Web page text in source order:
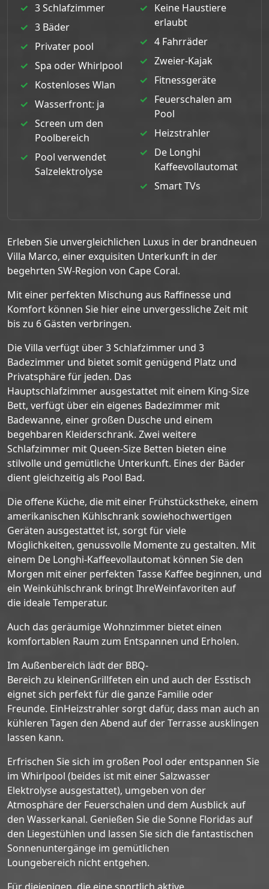
3 Schlafzimmer
3 Bäder
Privater pool
Spa oder Whirlpool
Kostenloses Wlan
Wasserfront: ja
Screen um den
Poolbereich
Pool verwendet
Salzelektrolyse
Keine Haustiere
erlaubt
4 Fahrräder
Zweier-Kajak
Fitnessgeräte
Feuerschalen am
Pool
Heizstrahler
De Longhi
Kaffeevollautomat
Smart TVs
Erleben Sie unvergleichlichen Luxus in der brandneuen
Villa Marco, einer exquisiten Unterkunft in der
begehrten SW-Region von Cape Coral.
Mit einer perfekten Mischung aus Raffinesse und
Komfort können Sie hier eine unvergessliche Zeit mit
bis zu 6 Gästen verbringen.
Die Villa verfügt über 3 Schlafzimmer und 3
Badezimmer und bietet somit genügend Platz und
Privatsphäre für jeden. Das
Hauptschlafzimmer ausgestattet mit einem King-Size
Bett, verfügt über ein eigenes Badezimmer mit
Badewanne, einer großen Dusche und einem
begehbaren Kleiderschrank. Zwei weitere
Schlafzimmer mit Queen-Size Betten bieten eine
stilvolle und gemütliche Unterkunft. Eines der Bäder
dient gleichzeitig als Pool Bad.
Die offene Küche, die mit einer Frühstückstheke, einem
amerikanischen Kühlschrank sowiehochwertigen
Geräten ausgestattet ist, sorgt für viele
Möglichkeiten, genussvolle Momente zu gestalten. Mit
einem De Longhi-Kaffeevollautomat können Sie den
Morgen mit einer perfekten Tasse Kaffee beginnen, und
ein Weinkühlschrank bringt IhreWeinfavoriten auf
die ideale Temperatur.
Auch das geräumige Wohnzimmer bietet einen
komfortablen Raum zum Entspannen und Erholen.
Im Außenbereich lädt der BBQ-
Bereich zu kleinenGrillfeten ein und auch der Esstisch
eignet sich perfekt für die ganze Familie oder
Freunde. EinHeizstrahler sorgt dafür, dass man auch an
kühleren Tagen den Abend auf der Terrasse ausklingen
lassen kann.
Erfrischen Sie sich im großen Pool oder entspannen Sie
im Whirlpool (beides ist mit einer Salzwasser
Elektrolyse ausgestattet), umgeben von der
Atmosphäre der Feuerschalen und dem Ausblick auf
den Wasserkanal. Genießen Sie die Sonne Floridas auf
den Liegestühlen und lassen Sie sich die fantastischen
Sonnenuntergänge im gemütlichen
Loungebereich nicht entgehen.